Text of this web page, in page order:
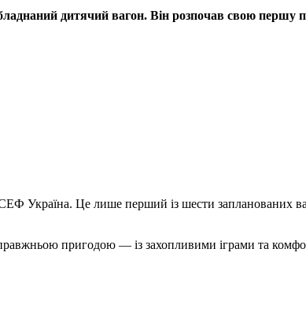
дитячий вагон. Він розпочав свою першу
Україна. Це лише перший із шести запланованих
пригодою — із захопливими іграми та